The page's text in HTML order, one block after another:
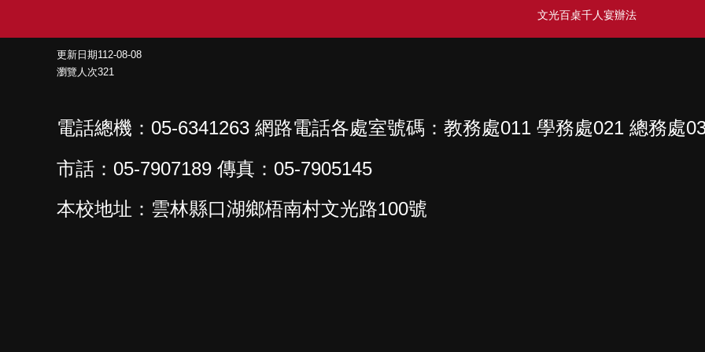
文光百桌千人宴辦法
更新日期112-08-08
瀏覽人次321
電話總機：05-6341263 網路電話各處室號碼：教務處011 學務處021 總務處
市話：05-7907189 傳真：05-7905145
本校地址：雲林縣口湖鄉梧南村文光路100號